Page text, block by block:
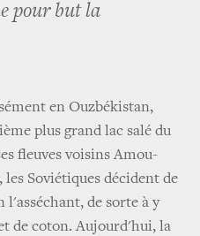
pour but la
en Ouzbékistan,
plus grand lac salé du
fleuves voisins Amou-
Soviétiques décident de
l'asséchant, de sorte à y
de coton. Aujourd'hui, la